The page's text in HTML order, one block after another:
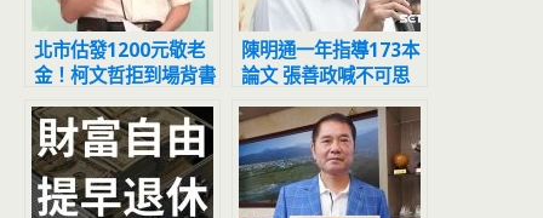
北市估發1200元敬老
金！柯文哲拒到場背書
黃珊珊代打
陳明通一年指導173本
論文 張善政喊不可思
議：天文數字